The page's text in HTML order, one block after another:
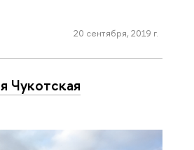
20 сентября, 2019 г.
Чукотская